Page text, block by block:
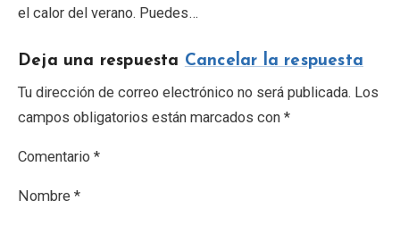
el calor del verano. Puedes…
Deja una respuesta Cancelar la respuesta
Tu dirección de correo electrónico no será publicada. Los
campos obligatorios están marcados con *
Comentario *
Nombre *